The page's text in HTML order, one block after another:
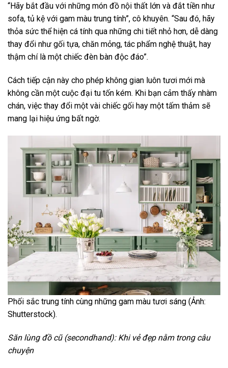
“Hãy bắt đầu với những món đồ nội thất lớn và đắt tiền như
sofa, tủ kệ với gam màu trung tính”, cô khuyên. “Sau đó, hãy
thỏa sức thể hiện cá tính qua những chi tiết nhỏ hơn, dễ dàng
thay đổi như gối tựa, chăn mỏng, tác phẩm nghệ thuật, hay
thậm chí là một chiếc đèn bàn độc đáo”.
Cách tiếp cận này cho phép không gian luôn tươi mới mà
không cần một cuộc đại tu tốn kém. Khi bạn cảm thấy nhàm
chán, việc thay đổi một vài chiếc gối hay một tấm thảm sẽ
mang lại hiệu ứng bất ngờ.
Phối sắc trung tính cùng những gam màu tươi sáng (Ảnh:
Shutterstock).
Săn lùng đồ cũ (secondhand): Khi vẻ đẹp nằm trong câu
chuyện